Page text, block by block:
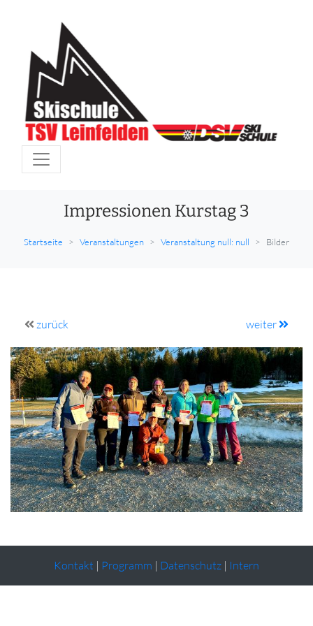
Impressionen Kurstag 3
Startseite Veranstaltungen Veranstaltung null: null Bilder
zurück weiter
Kontakt | Programm | Datenschutz | Intern